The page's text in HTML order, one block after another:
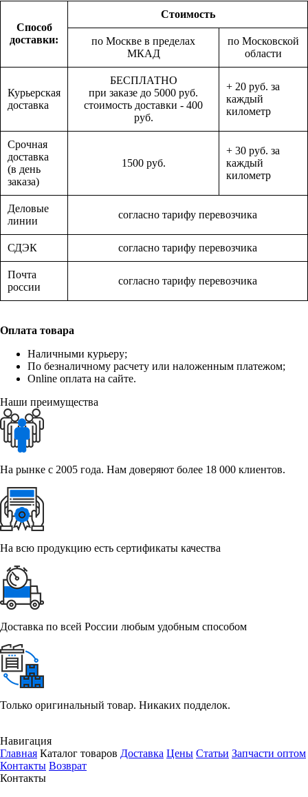
Способ
доставки:
Стоимость
по Москве в пределах
МКАД
по Московской
области
Курьерская
доставка
БЕСПЛАТНО
при заказе до 5000 руб.
стоимость доставки - 400
руб.
+ 20 руб. за
каждый
километр
Срочная
доставка
(в день
заказа)
1500 руб.
+ 30 руб. за
каждый
километр
Деловые
линии
согласно тарифу перевозчика
СДЭК согласно тарифу перевозчика
Почта
россии
согласно тарифу перевозчика
Оплата товара
Наличными курьеру;
По безналичному расчету или наложенным платежом;
Online оплата на сайте.
Наши преимущества
На рынке с 2005 года. Нам доверяют более 18 000 клиентов.
На всю продукцию есть сертификаты качества
Доставка по всей России любым удобным способом
Только оригинальный товар. Никаких подделок.
Навигация
Главная Каталог товаров Доставка Цены Статьи Запчасти оптом
Контакты Возврат
Контакты